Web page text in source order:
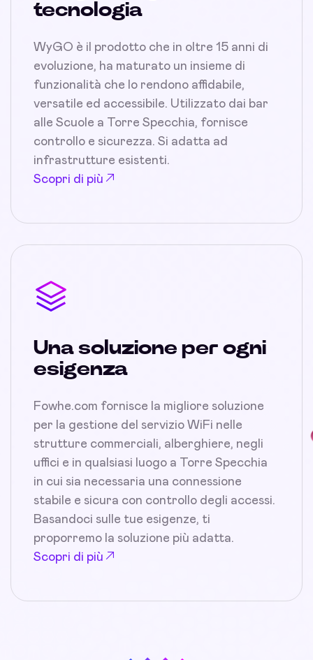
tecnologia
WyGO è il prodotto che in oltre 15 anni di
evoluzione, ha maturato un insieme di
funzionalità che lo rendono affidabile,
versatile ed accessibile. Utilizzato dai bar
alle Scuole a Torre Specchia, fornisce
controllo e sicurezza. Si adatta ad
infrastrutture esistenti.
Scopri di più
Una soluzione per ogni
esigenza
Fowhe.com fornisce la migliore soluzione
per la gestione del servizio WiFi nelle
strutture commerciali, alberghiere, negli
uffici e in qualsiasi luogo a Torre Specchia
in cui sia necessaria una connessione
stabile e sicura con controllo degli accessi.
Basandoci sulle tue esigenze, ti
proporremo la soluzione più adatta.
Scopri di più